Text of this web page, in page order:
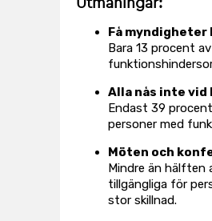
Utmaningar:
Få myndigheter
Bara 13 procent
Alla nås inte
Endast 39
personer med
Möten och
Mindre än hälften
tillgängliga för
stor skillnad.